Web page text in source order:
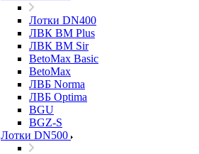
Лотки DN400
ЛВК ВМ Plus
ЛВК ВМ Sir
BetoMax Basic
BetoMax
ЛВБ Norma
ЛВБ Optima
BGU
BGZ-S
Лотки DN500